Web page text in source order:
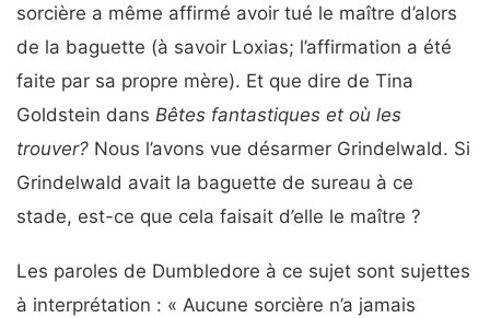
sorcière a même affirmé avoir tué le maître d’alors
de la baguette (à savoir Loxias; l’affirmation a été
faite par sa propre mère). Et que dire de Tina
Goldstein dans Bêtes fantastiques et où les
trouver? Nous l’avons vue désarmer Grindelwald. Si
Grindelwald avait la baguette de sureau à ce
stade, est-ce que cela faisait d’elle le maître ?
Les paroles de Dumbledore à ce sujet sont sujettes
à interprétation : « Aucune sorcière n’a jamais